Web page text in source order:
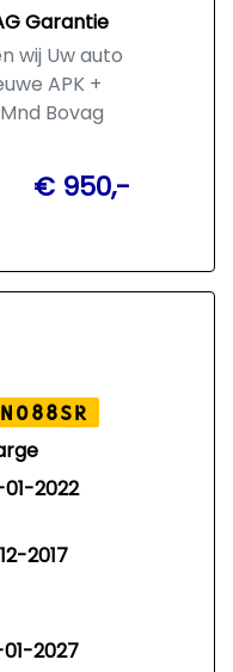
Garantie
wij Uw auto
APK +
Bovag
€ 950,-
N088SR
01-2022
2017
01-2027